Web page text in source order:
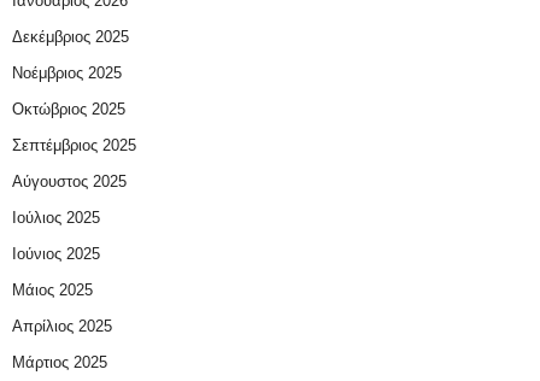
Δεκέμβριος 2025
Νοέμβριος 2025
Οκτώβριος 2025
Σεπτέμβριος 2025
Αύγουστος 2025
Ιούλιος 2025
Ιούνιος 2025
Μάιος 2025
Απρίλιος 2025
Μάρτιος 2025